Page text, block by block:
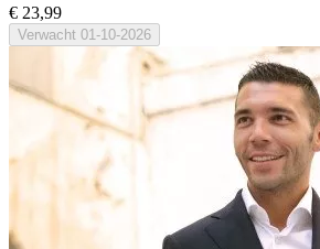
€ 23,99
Verwacht 01-10-2026